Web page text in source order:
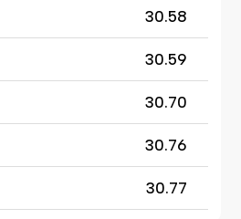
30.58
30.59
30.70
30.76
30.77